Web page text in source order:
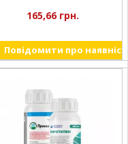
165,66 грн.
Повідомити про